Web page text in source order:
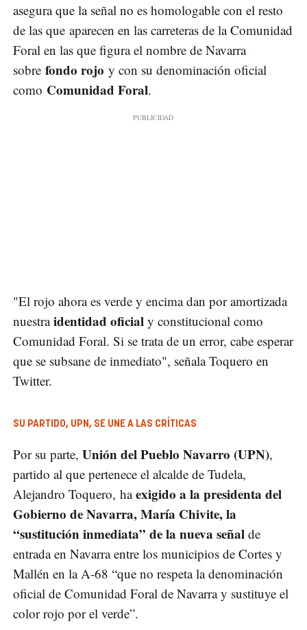
asegura que la señal no es homologable con el resto
de las que aparecen en las carreteras de la Comunidad
Foral en las que figura el nombre de Navarra
sobre fondo rojo y con su denominación oficial
como Comunidad Foral.
"El rojo ahora es verde y encima dan por amortizada
nuestraidentidad oficial y constitucional como
Comunidad Foral. Si se trata de un error, cabe esperar
que se subsane de inmediato", señala Toquero en
Twitter.
SU PARTIDO, UPN, SE UNE A LAS CRÍTICAS
Por su parte, Unión del Pueblo Navarro (UPN),
partido al que pertenece el alcalde de Tudela,
Alejandro Toquero, haexigido a la presidenta del
Gobierno de Navarra, María Chivite, la
“sustitución inmediata” de la nueva señal de
entrada en Navarra entre los municipios de Cortes y
Mallén en la A-68 “que no respeta la denominación
oficial de Comunidad Foral de Navarra y sustituye el
color rojo por el verde”.